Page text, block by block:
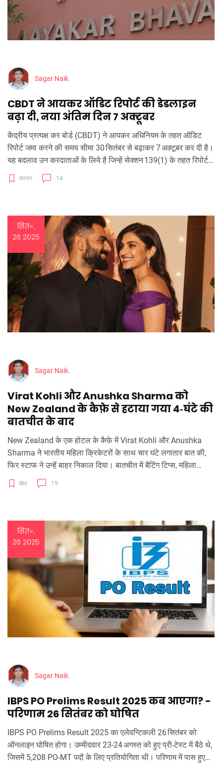
Sagar Naik.
CBDT ने आयकर ऑडिट रिपोर्ट की डेडलाइन
बढ़ा दी, नया अंतिम दिन 7 अक्टूबर
केंद्रीय प्रत्यक्ष कर बोर्ड (CBDT) ने आयकर अधिनियम के तहत ऑडिट
रिपोर्ट जमा करने की समय सीमा 30 सितंबर से बढ़ाकर 7 अक्टूबर कर दी है।
यह बदलाव उन करदाताओं के लिये है जिन्हें सेक्शन 139(1) के तहत रिपोर्ट
जमा करनी होती है। इलेक्ट्रॉनिक फाइलिंग में आई मुश्किलों को देखते हुए इस
एक्सटेंशन का फैसला किया गया। इस कदम से व्यावसायिक संस्थाओं और
व्यापार 14
सित॰,
26 2025
Sagar Naik.
Virat Kohli और Anushka Sharma को
New Zealand के कैफ़े से हटाया गया 4‑घंटे की
बातचीत के बाद
New Zealand के एक होटल के कैफ़े में Virat Kohli और Anushka
Sharma ने भारतीय महिला क्रिकेटरों के साथ चार घंटे लगातार बात की,
फिर स्टाफ ने उन्हें बाहर निकाल दिया। बातचीत में बैटिंग टिप्स, महिला
क्रिकेट के भविष्य और ज़िंदगी के कई पहलू शामिल थे। यह कहानी
Jemimah Rodrigues ने The Bombay Journey में साझा की।
खेल 19
सित॰,
26 2025
Sagar Naik.
IBPS PO Prelims Result 2025 कब आएगा? -
परिणाम 26 सितंबर को घोषित
IBPS PO Prelims Result 2025 का एलेवन्टिकली 26 सितंबर को
ऑनलाइन घोषित होगा। उम्मीदवार 23‑24 अगस्त को हुए प्री‑टेस्ट में बैठे थे,
जिसमें 5,208 PO‑MT पदों के लिए प्रतियोगिता थी। परिणाम में पास हुए